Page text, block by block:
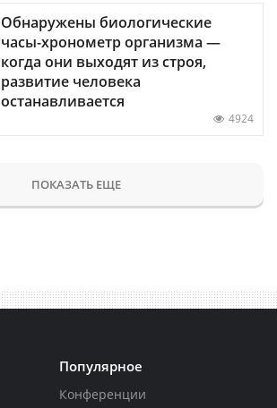
Обнаружены биологические
часы-хронометр организма —
когда они выходят из строя,
развитие человека
останавливается
4924
ПОКАЗАТЬ ЕЩЕ
Популярное
Конференции